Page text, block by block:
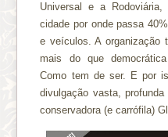
Universal e a
cidade por onde passa
e veículos. A organização
mais do que
Como tem de ser. E por
divulgação vasta,
conservadora (e carrófila)